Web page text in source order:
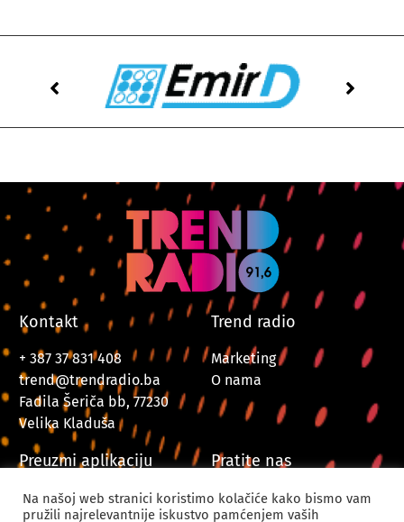
Kontakt
+ 387 37 831 408
trend@trendradio.ba
Fadila Šeriča bb, 77230
Velika Kladuša
Trend radio
Marketing
O nama
Preuzmi aplikaciju Pratite nas
Na našoj web stranici koristimo kolačiće kako bismo vam
pružili najrelevantnije iskustvo pamćenjem vaših